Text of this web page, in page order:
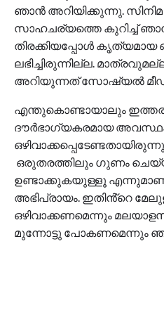
ഞാൻ അറിയിക്കുന്നു.
സാഹചര്യത്തെ കുറിച്ച്
തിരക്കിയപ്പോൾ കൃത്യമായ
ലഭിച്ചിരുന്നില്ല.
അറിയുന്നത് സോഷ്യൽ
എന്തുകൊണ്ടായാലും
ദൗർഭാഗ്യകരമായ
ഒരുതരത്തിലും ഗുണം
ഉണ്ടാക്കുകയുള്ളൂ
അഭിപ്രായം. ഇതിൻ്റെ
ഒഴിവാക്കണമെന്നും
മുന്നോട്ടു പോകണമെന്നും